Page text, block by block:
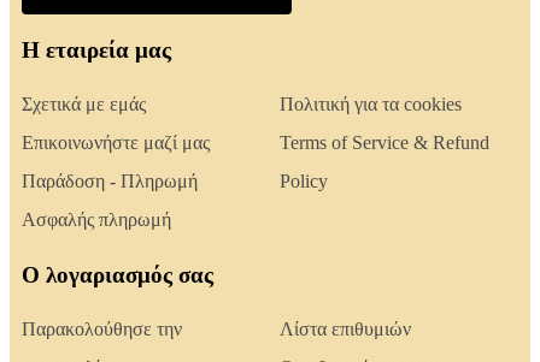
Η εταιρεία μας
Σχετικά με εμάς
Επικοινωνήστε μαζί μας
Παράδοση - Πληρωμή
Ασφαλής πληρωμή
Πολιτική για τα cookies
Terms of Service & Refund
Policy
Ο λογαριασμός σας
Παρακολούθησε την
Λίστα επιθυμιών